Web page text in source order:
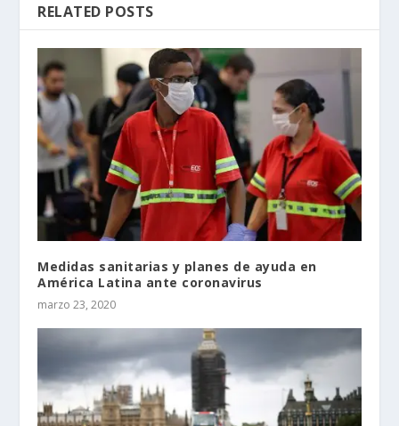
RELATED POSTS
Medidas sanitarias y planes de ayuda en
América Latina ante coronavirus
marzo 23, 2020